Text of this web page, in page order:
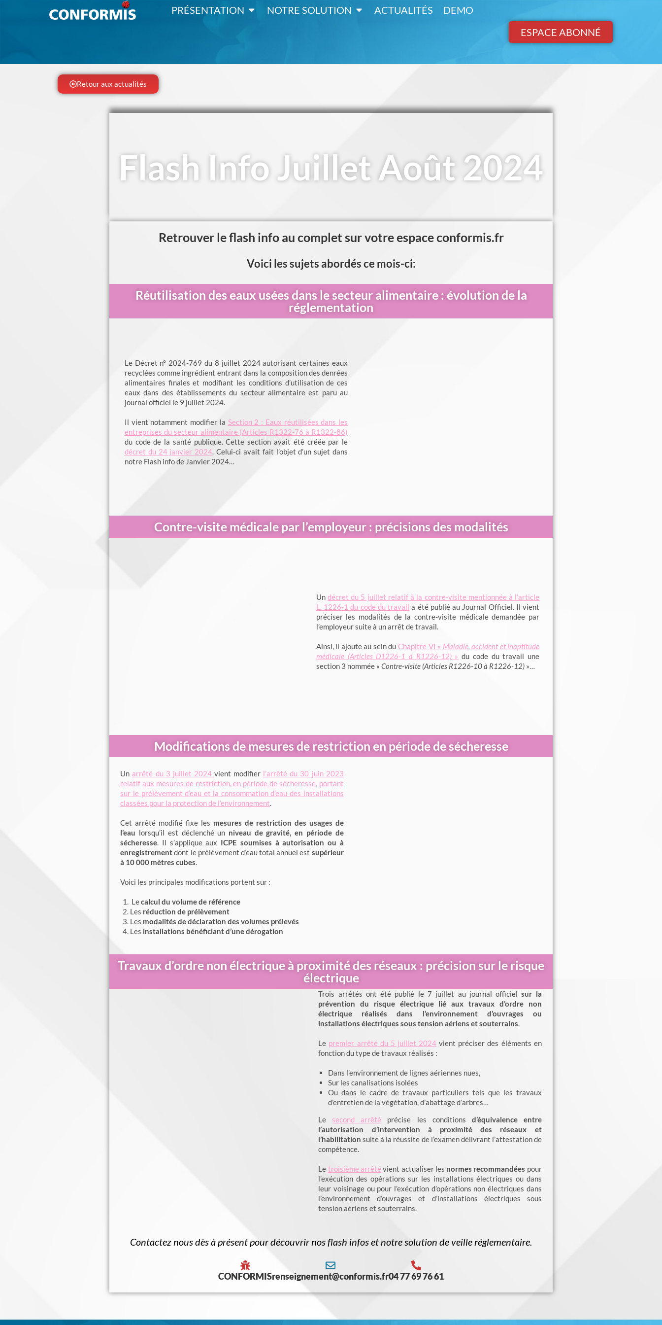
PRÉSENTATION NOTRE SOLUTION ACTUALITÉS
DEMO
ESPACE ABONNÉ
Retour aux actualités
Flash Info Juillet Août 2024
Retrouver le flash info au complet sur votre espace conformis.fr
Voici les sujets abordés ce mois-ci:
Réutilisation des eaux usées dans le secteur alimentaire : évolution de la
réglementation
Le Décret n° 2024-769 du 8 juillet 2024 autorisant certaines eaux
recyclées comme ingrédient entrant dans la composition des denrées
alimentaires finales et modifiant les conditions d’utilisation de ces
eaux dans des établissements du secteur alimentaire est paru au
journal officiel le 9 juillet 2024.
Il vient notamment modifier la Section 2 : Eaux réutilisées dans les
entreprises du secteur alimentaire (Articles R1322-76 à R1322-86)
du code de la santé publique. Cette section avait été créée par le
décret du 24 janvier 2024. Celui-ci avait fait l’objet d’un sujet dans
notre Flash info de Janvier 2024…
Contre-visite médicale par l’employeur : précisions des modalités
Undécret du 5 juillet relatif à la contre-visite mentionnée à l’article
L. 1226-1 du code du travail a été publié au Journal Officiel. Il vient
préciser les modalités de la contre-visite médicale demandée par
l’employeur suite à un arrêt de travail.
Ainsi, il ajoute au sein du Chapitre VI « Maladie, accident et inaptitude
médicale (Articles D1226-1 à R1226-12)» du code du travail une
section 3 nommée « Contre-visite (Articles R1226-10 à R1226-12)»…
Modifications de mesures de restriction en période de sécheresse
Unarrêté du 3 juillet 2024 vient modifier l’arrêté du 30 juin 2023
relatif aux mesures de restriction, en période de sécheresse, portant
sur le prélèvement d’eau et la consommation d’eau des installations
classées pour la protection de l’environnement
Cet arrêté modifié fixe les mesures de restriction des usages de
l’eau lorsqu’il est déclenché un niveau de gravité, en période de
sécheresse . Il s’applique aux ICPE soumises à autorisation ou à
enregistrementdont le prélèvement d’eau total annuel est supérieur
à 10 000 mètres cubes
Voici les principales modifications portent sur :
Lecalcul du volume de référence
Les réduction de prélèvement
Les modalités de déclaration des volumes prélevés
Les installations bénéficiant d’une dérogation
Travaux d’ordre non électrique à proximité des réseaux : précision sur le risque
électrique
Trois arrêtés ont été publié le 7 juillet au journal officielsur la
prévention du risque électrique lié aux travaux d’ordre non
électrique réalisés dans l’environnement d’ouvrages ou
installations électriques sous tension aériens et souterrains.
Le premier arrêté du 5 juillet 2024 vient préciser des éléments en
fonction du type de travaux réalisés :
Dans l’environnement de lignes aériennes nues,
Sur les canalisations isolées
Ou dans le cadre de travaux particuliers tels que les travaux
d’entretien de la végétation, d’abattage d’arbres…
Le
second arrêté précise les conditions d’équivalence entre
l’autorisation d’intervention à proximité des réseaux et
l’habilitation suite à la réussite de l’examen délivrant l’attestation de
compétence.
Le troisième arrêté vient actualiser les normes recommandées pour
l’exécution des opérations sur les installations électriques ou dans
leur voisinage ou pour l’exécution d’opérations non électriques dans
l’environnement d’ouvrages et d’installations électriques sous
tension aériens et souterrains.
Contactez nous dès à présent pour découvrir nos flash infos et notre solution de veille réglementaire.
CONFORMISrenseignement@conformis.fr04 77 69 76 61